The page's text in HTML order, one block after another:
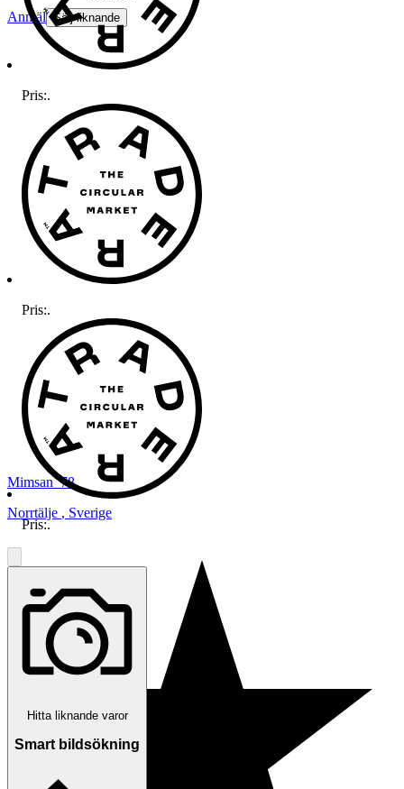
Anmäl Sälj liknande
Mimsan_78
Norrtälje , Sverige
Pris:.
Pris:.
Pris:.
Hitta liknande varor
Smart bildsökning